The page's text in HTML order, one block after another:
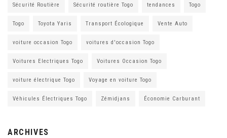
Sécurité Routière Sécurité routière Togo tendances Togo
Togo Toyota Yaris Transport Écologique Vente Auto
voiture occasion Togo voitures d'occasion Togo
Voitures Electriques Togo Voitures Occasion Togo
voiture électrique Togo Voyage en voiture Togo
Véhicules Électriques Togo Zémidjans Économie Carburant
ARCHIVES